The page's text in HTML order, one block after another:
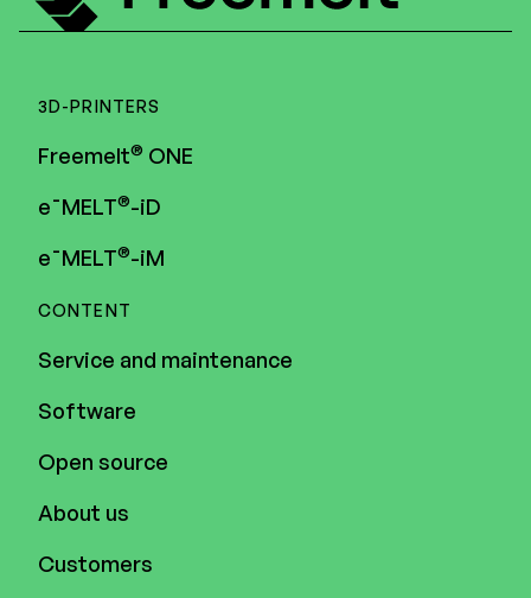
3D-PRINTERS
Freemelt® ONE
e¯MELT®-iD
e¯MELT®-iM
CONTENT
Service and maintenance
Software
Open source
About us
Customers